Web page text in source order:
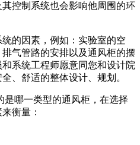
控制系统也会影响他周围的环
的因素，例如：实验室的空
气管路的安排以及通风柜的摆
系统工程师愿意同您和设计院
、舒适的整体设计、规划。
哪一类型的通风柜，在选择
衡量：